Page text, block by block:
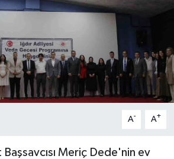
A- A+
Başsavcısı Meriç Dede'nin ev